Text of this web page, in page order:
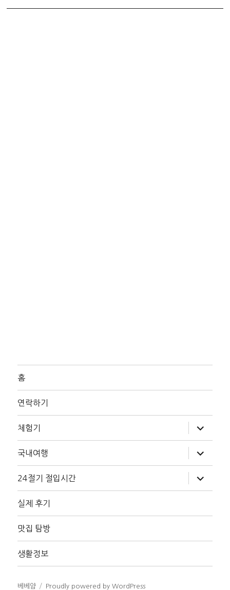
홈
연락하기
체험기
위
메
확
장
국내여행
위
메
확
장
24절기 절입시간
위
메
장
실제 후기
맛집 탐방
생활정보
베베얌 Proudly powered by WordPress